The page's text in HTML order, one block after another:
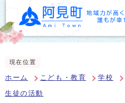
現在位置
ホーム こども・教育 学校
生徒の活動